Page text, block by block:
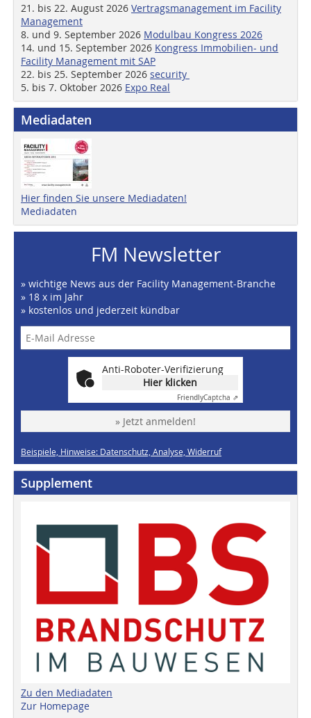
21. bis 22. August 2026 Vertragsmanagement im Facility
Management
8. und 9. September 2026 Modulbau Kongress 2026
14. und 15. September 2026 Kongress Immobilien- und
Facility Management mit SAP
22. bis 25. September 2026 security
5. bis 7. Oktober 2026 Expo Real
Mediadaten
Hier finden Sie unsere Mediadaten!
Mediadaten
FM Newsletter
» wichtige News aus der Facility Management-Branche
» 18 x im Jahr
» kostenlos und jederzeit kündbar
Anti-Roboter-Verifizierung
Hier klicken
FriendlyCaptcha ⇗
» Jetzt anmelden!
Beispiele, Hinweise: Datenschutz, Analyse, Widerruf
Supplement
Zu den Mediadaten
Zur Homepage